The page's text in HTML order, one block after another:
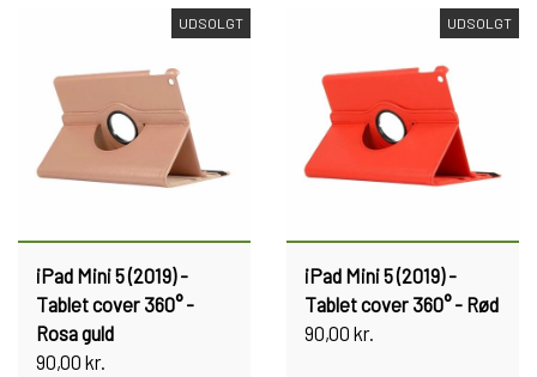
UDSOLGT
iPad Mini 5 (2019) -
Tablet cover 360° -
Rosa guld
90,00 kr.
UDSOLGT
iPad Mini 5 (2019) -
Tablet cover 360° - Rød
90,00 kr.